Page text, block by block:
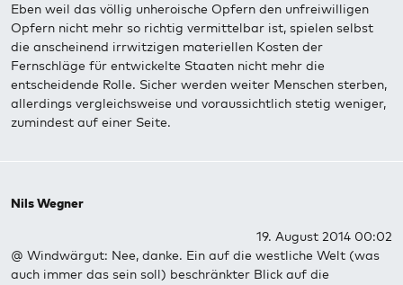
Eben weil das völlig unheroische Opfern den unfreiwilligen
Opfern nicht mehr so richtig vermittelbar ist, spielen selbst
die anscheinend irrwitzigen materiellen Kosten der
Fernschläge für entwickelte Staaten nicht mehr die
entscheidende Rolle. Sicher werden weiter Menschen sterben,
allerdings vergleichsweise und voraussichtlich stetig weniger,
zumindest auf einer Seite.
Nils Wegner
19. August 2014 00:02
@ Windwärgut: Nee, danke. Ein auf die westliche Welt (was
auch immer das sein soll) beschränkter Blick auf die